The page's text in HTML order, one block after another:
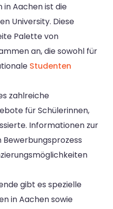
Aachen ist die
University. Diese
Palette von
an, die sowohl für
Studenten
zahlreiche
für Schülerinnen,
Informationen zur
Bewerbungsprozess
gibt es spezielle
in Aachen sowie